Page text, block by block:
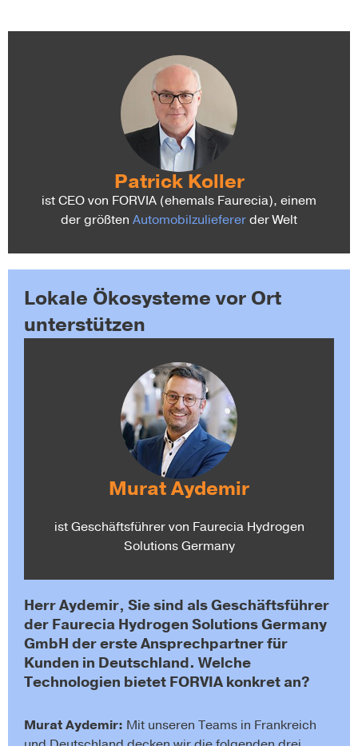
Patrick Koller
ist CEO von FORVIA (ehemals Faurecia), einem
der größten Automobilzuliefererder Welt
Lokale Ökosysteme vor Ort
unterstützen
Murat Aydemir
ist Geschäftsführer von Faurecia Hydrogen
Solutions Germany
Herr Aydemir, Sie sind als Geschäftsführer
der Faurecia Hy­drogen Solutions Germany
GmbH der erste Ansprechpartner für
Kunden in Deutschland. Welche
Technologien bietet FORVIA konkret an?
Murat Aydemir: Mit unseren Teams in Frankreich